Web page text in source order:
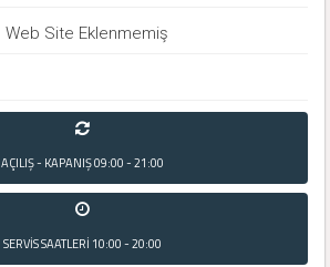
Web Site Eklenmemiş
AÇILIŞ - KAPANIŞ09:00 - 21:00
SERVİS SAATLERİ 10:00 - 20:00